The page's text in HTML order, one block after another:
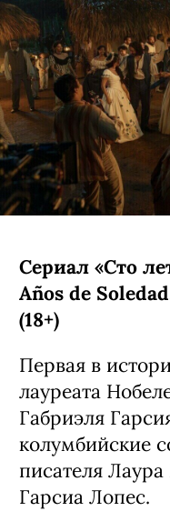
Сериал «Сто
Años de
(18+)
Первая в
лауреата
Габриэля
колумбийские
писателя
Гарсиа Лопес.